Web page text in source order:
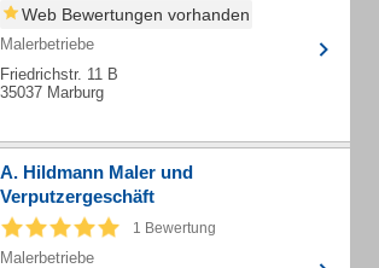
Web Bewertungen vorhanden
Malerbetriebe
Friedrichstr. 11 B
35037 Marburg
A. Hildmann Maler und
Verputzergeschäft
1 Bewertung
Malerbetriebe